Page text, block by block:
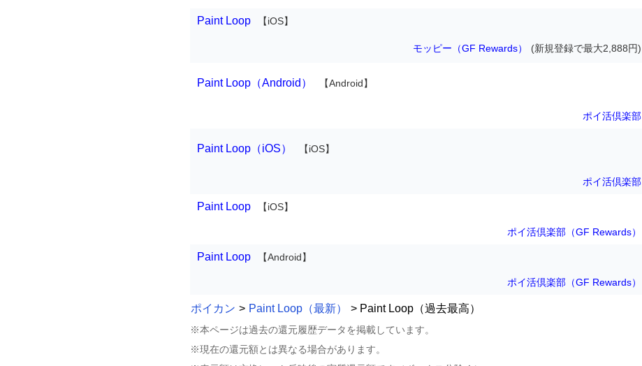
Paint Loop 【iOS】
モッピー（GF Rewards） (新規登録で最大2,888円)
Paint Loop（Android） 【Android】
ポイ活倶楽部
Paint Loop（iOS） 【iOS】
ポイ活倶楽部
Paint Loop 【iOS】
ポイ活倶楽部（GF Rewards）
Paint Loop 【Android】
ポイ活倶楽部（GF Rewards）
ポイカン > Paint Loop（最新） > Paint Loop（過去最高）
※本ページは過去の還元履歴データを掲載しています。
※現在の還元額とは異なる場合があります。